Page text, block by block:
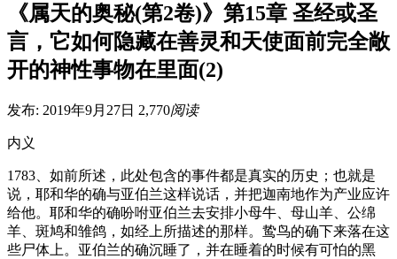
《属天的奥秘(第2卷)》第15章 圣经或圣
言，它如何隐藏在善灵和天使面前完全敞
开的神性事物在里面(2)
发布: 2019年9月27日 2,770阅读
内义
1783、如前所述，此处包含的事件都是真实的历史；也就是
说，耶和华的确与亚伯兰这样说话，并把迦南地作为产业应许
给他。耶和华的确吩咐亚伯兰去安排小母牛、母山羊、公绵
羊、斑鸠和雏鸽，如经上所描述的那样。鸷鸟的确下来落在这
些尸体上。亚伯兰的确沉睡了，并在睡着的时候有可怕的黑